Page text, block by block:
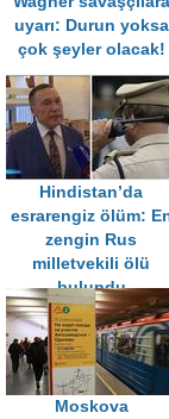
uyarı: Durun yoksa
çok şeyler olacak!
Hindistan’da
esrarengiz ölüm:
zengin Rus
milletvekili ölü
bulundu
Moskova